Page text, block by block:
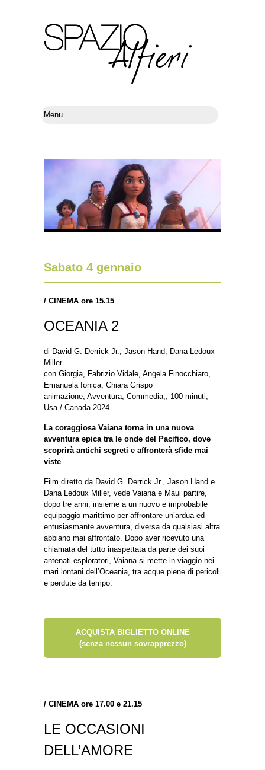
Sabato 4 gennaio
/ CINEMA ore 15.15
OCEANIA 2
di David G. Derrick Jr., Jason Hand, Dana Ledoux
Miller
con Giorgia, Fabrizio Vidale, Angela Finocchiaro,
Emanuela Ionica, Chiara Grispo
animazione, Avventura, Commedia,, 100 minuti,
Usa / Canada 2024
La coraggiosa Vaiana torna in una nuova
avventura epica tra le onde del Pacifico, dove
scoprirà antichi segreti e affronterà sfide mai
viste
Film diretto da David G. Derrick Jr., Jason Hand e
Dana Ledoux Miller, vede Vaiana e Maui partire,
dopo tre anni, insieme a un nuovo e improbabile
equipaggio marittimo per affrontare un’ardua ed
entusiasmante avventura, diversa da qualsiasi altra
abbiano mai affrontato. Dopo aver ricevuto una
chiamata del tutto inaspettata da parte dei suoi
antenati esploratori, Vaiana si mette in viaggio nei
mari lontani dell’Oceania, tra acque piene di pericoli
e perdute da tempo.
ACQUISTA BIGLIETTO ONLINE
(senza nessun sovrapprezzo)
/ CINEMA ore 17.00 e 21.15
LE OCCASIONI
DELL’AMORE